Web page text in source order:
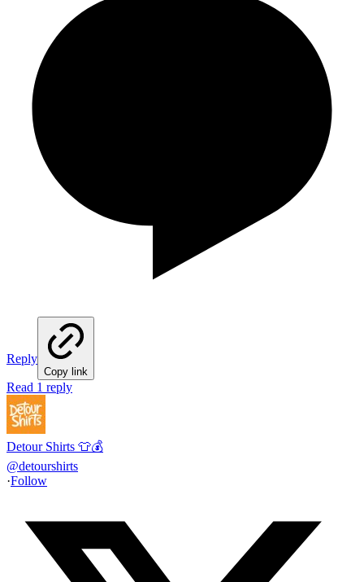
Reply
Copy link
Read 1 reply
Detour Shirts 👕💰
@detourshirts
·Follow